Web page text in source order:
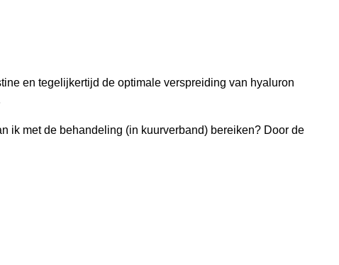
en tegelijkertijd de optimale verspreiding van hyaluron
ik met de behandeling (in kuurverband) bereiken? Door de